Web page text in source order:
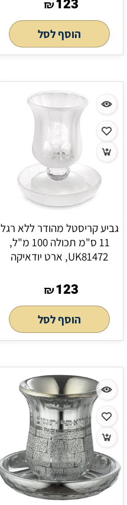
₪123
הוסף לסל
גביע קריסטל מהודר ללא רגל
11 ס"מ תכולה 100 מ"ל,
UK81472, ארט יודאיקה
₪123
הוסף לסל